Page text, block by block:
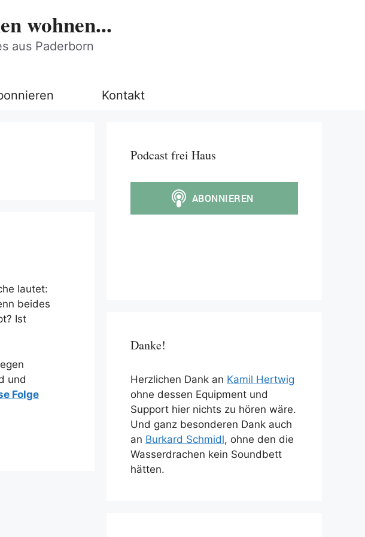
wohnen...
aus Paderborn
Kontakt
lautet:
beides
Ist
und
Folge
Podcast frei Haus
Danke!
Herzlichen Dank an Kamil Hertwig
ohne dessen Equipment und
Support hier nichts zu hören wäre.
Und ganz besonderen Dank auch
an Burkard Schmidl, ohne den die
Wasserdrachen kein Soundbett
hätten.